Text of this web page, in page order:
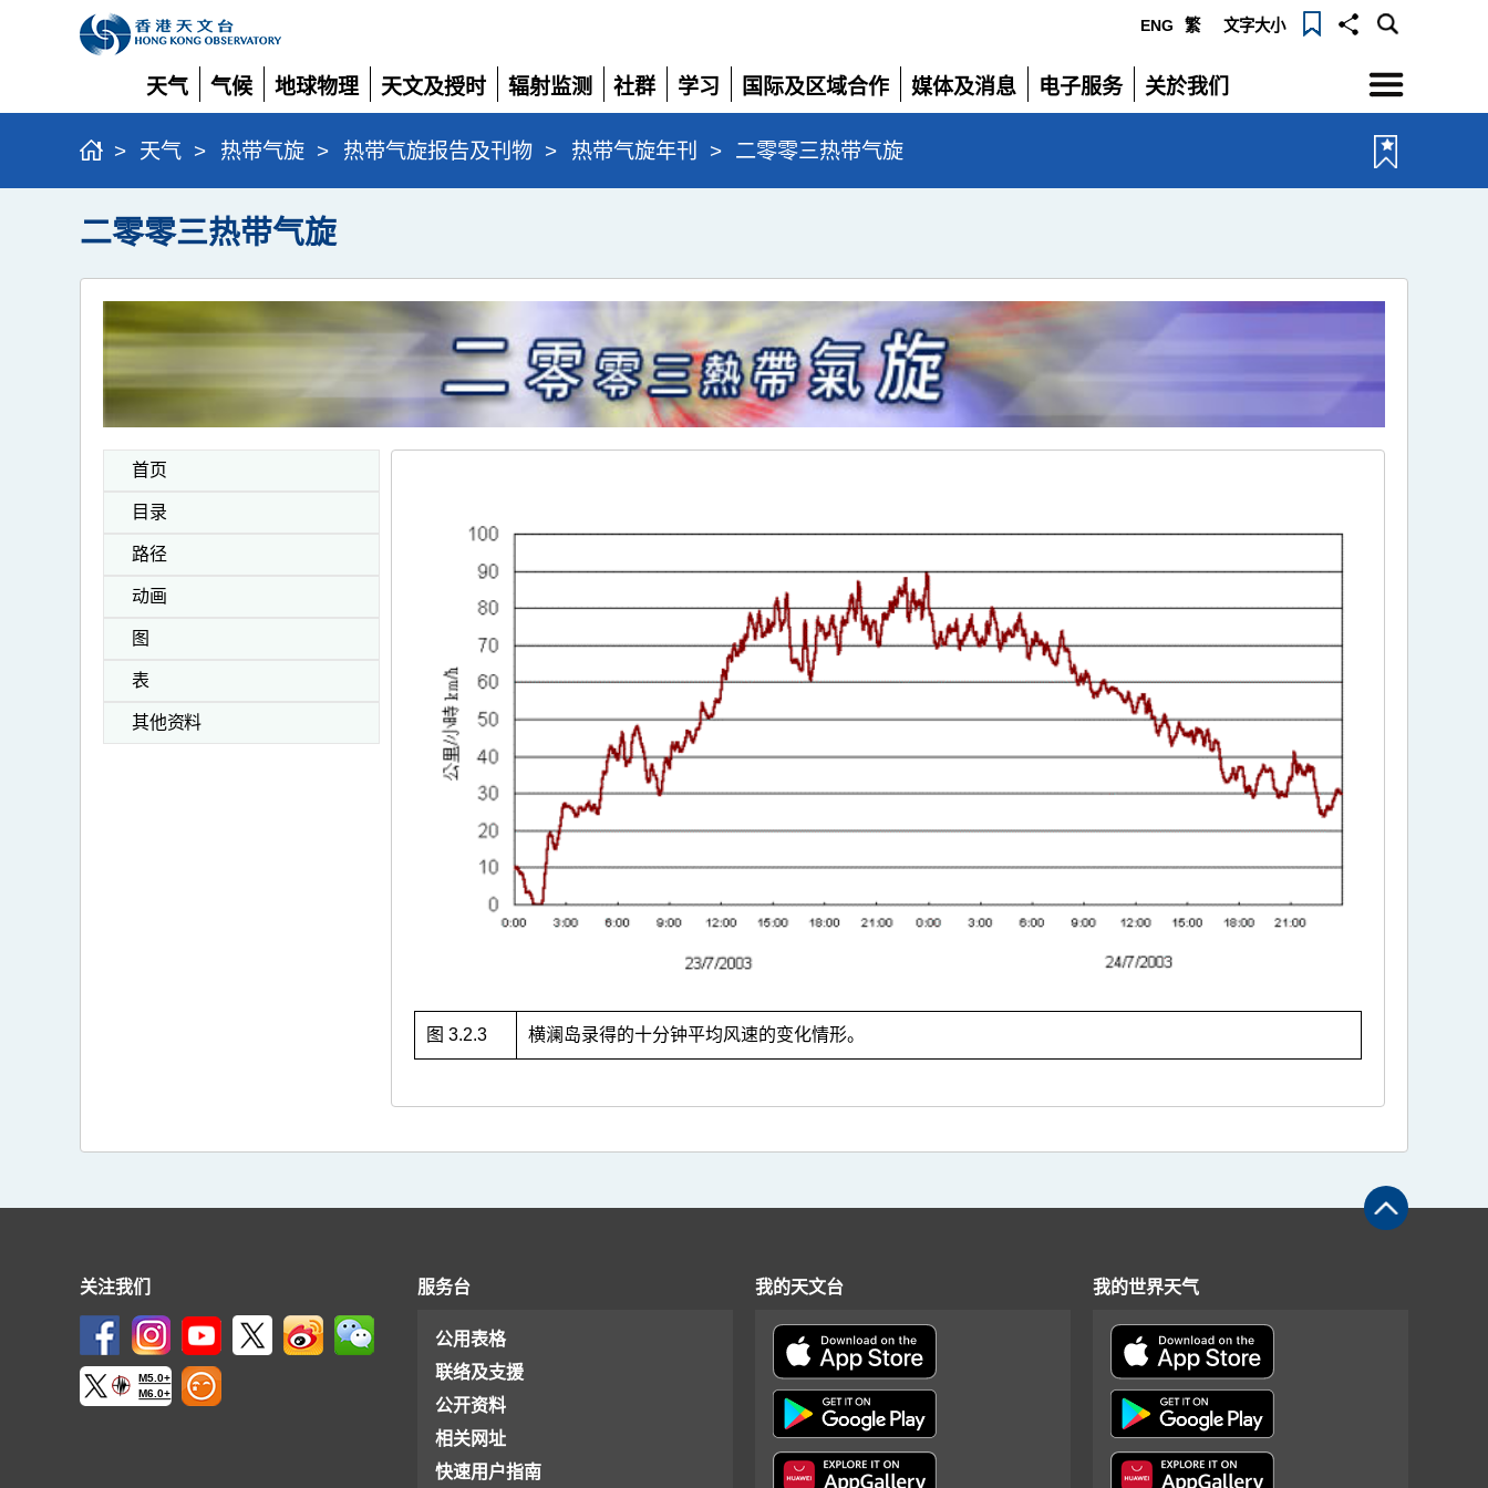
ENG 繁 文字大小
天气
展
开
气候
展
开
地球物理
展
开
天文及授时
展
开
辐射监测
展
开
社群
展
开
学习
展
开
国际及区域合作
展
开
媒体及消息
展
电子服务
展
关於我们
展
选
单
> 天气 > 热带气旋 > 热带气旋报告及刊物 > 热带气旋年刊 > 二零零三热带气旋
二零零三热带气旋
首页
目录
路径
动画
图
表
其他资料
图 3.2.3 横澜岛录得的十分钟平均风速的变化情形。
关注我们
M5.0+
M6.0+
服务台
公用表格
联络及支援
公开资料
相关网址
快速用户指南
我的天文台 我的世界天气